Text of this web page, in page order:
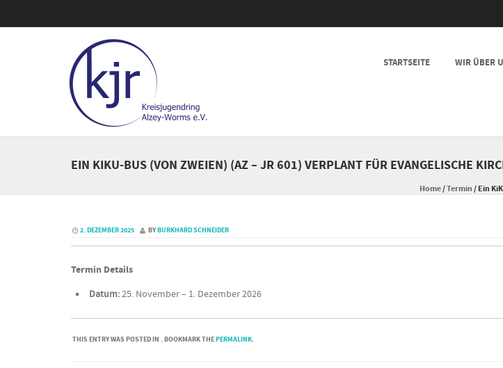
SKIP TO CONTENTSTARTSEITE WIR ÜBER
EIN KIKU-BUS (VON ZWEIEN) (AZ – JR 601) VERPLANT FÜR EVANGELISCHE
Home/Termin/Ein
2. DEZEMBER 2025 BYBURKHARD SCHNEIDER
Termin Details
Datum:25. November– 1. Dezember 2026
THIS ENTRY WAS POSTED IN . BOOKMARK THEPERMALINK.